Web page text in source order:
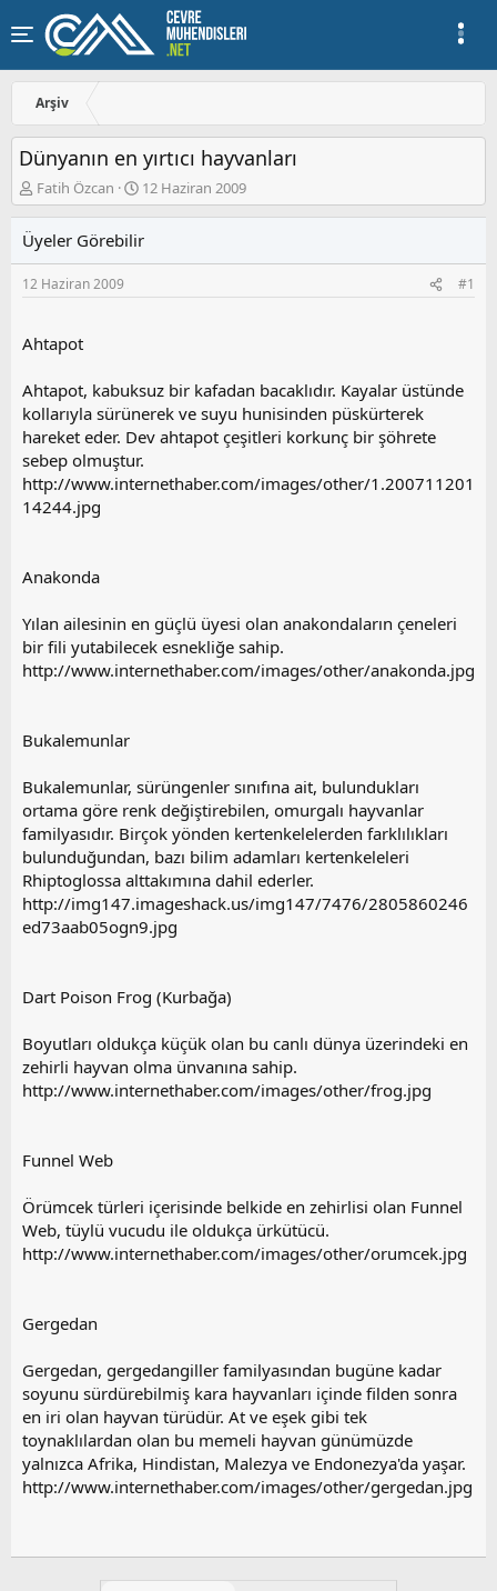
Arşiv
Dünyanın en yırtıcı hayvanları
K
o
u
y
u
ş
a
t
a
n
Fatih Özcan
B
a
l
a
a
r
i
h
i
12 Haziran 2009
Üyeler Görebilir
12 Haziran 2009 #1
Ahtapot
Ahtapot, kabuksuz bir kafadan bacaklıdır. Kayalar üstünde
kollarıyla sürünerek ve suyu hunisinden püskürterek
hareket eder. Dev ahtapot çeşitleri korkunç bir şöhrete
sebep olmuştur.
http://www.internethaber.com/images/other/1.200711201
14244.jpg
Anakonda
Yılan ailesinin en güçlü üyesi olan anakondaların çeneleri
bir fili yutabilecek esnekliğe sahip.
http://www.internethaber.com/images/other/anakonda.jpg
Bukalemunlar
Bukalemunlar, sürüngenler sınıfına ait, bulundukları
ortama göre renk değiştirebilen, omurgalı hayvanlar
familyasıdır. Birçok yönden kertenkelelerden farklılıkları
bulunduğundan, bazı bilim adamları kertenkeleleri
Rhiptoglossa alttakımına dahil ederler.
http://img147.imageshack.us/img147/7476/2805860246
ed73aab05ogn9.jpg
Dart Poison Frog (Kurbağa)
Boyutları oldukça küçük olan bu canlı dünya üzerindeki en
zehirli hayvan olma ünvanına sahip.
http://www.internethaber.com/images/other/frog.jpg
Funnel Web
Örümcek türleri içerisinde belkide en zehirlisi olan Funnel
Web, tüylü vucudu ile oldukça ürkütücü.
http://www.internethaber.com/images/other/orumcek.jpg
Gergedan
Gergedan, gergedangiller familyasından bugüne kadar
soyunu sürdürebilmiş kara hayvanları içinde filden sonra
en iri olan hayvan türüdür. At ve eşek gibi tek
toynaklılardan olan bu memeli hayvan günümüzde
yalnızca Afrika, Hindistan, Malezya ve Endonezya'da yaşar.
http://www.internethaber.com/images/other/gergedan.jpg